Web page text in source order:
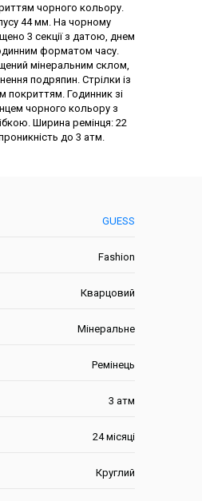
GUESS
Fashion
Кварцовий
Мінеральне
Ремінець
3 атм
24 місяці
Круглий
чорного кольору.
44 мм. На чорному
3 секції з датою, днем
форматом часу.
мінеральним склом,
подряпин. Стрілки із
покриттям. Годинник зі
чорного кольору з
Ширина ремінця: 22
до 3 атм.